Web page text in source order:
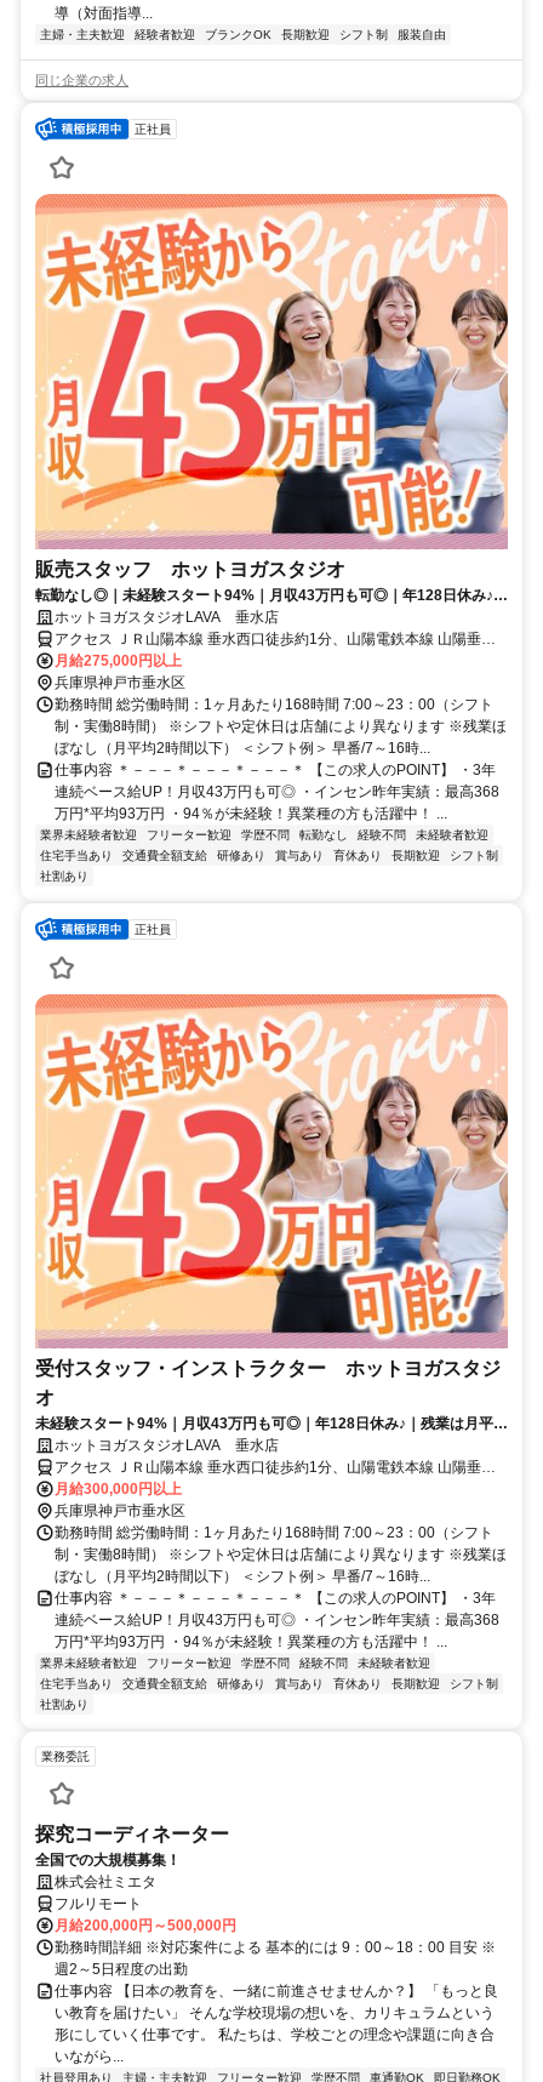
導（対面指導...
主婦・主夫歓迎 経験者歓迎 ブランクOK 長期歓迎 シフト制 服装自由
同じ企業の求人
正社員
販売スタッフ ホットヨガスタジオ
転勤なし◎｜未経験スタート94%｜月収43万円も可◎｜年128日休み♪｜
残業は月平均2時間以下
ホットヨガスタジオLAVA 垂水店
アクセス ＪＲ山陽本線 垂水西口徒歩約1分、山陽電鉄本線 山陽垂水
西側改札口徒歩約1分、山陽電鉄本線 東垂水徒歩約14分 垂水駅・山
陽垂水駅西口徒歩30分
月給275,000円以上
兵庫県神戸市垂水区
勤務時間 総労働時間：1ヶ月あたり168時間 7:00～23：00（シフト
制・実働8時間） ※シフトや定休日は店舗により異なります ※残業ほ
ぼなし（月平均2時間以下） ＜シフト例＞ 早番/7～16時...
仕事内容 ＊－－－＊－－－＊－－－＊ 【この求人のPOINT】 ・3年
連続ベース給UP！月収43万円も可◎ ・インセン昨年実績：最高368
万円*平均93万円 ・94％が未経験！異業種の方も活躍中！ ...
業界未経験者歓迎 フリーター歓迎 学歴不問 転勤なし 経験不問
未経験者歓迎
住宅手当あり
交通費全額支給 研修あり 賞与あり 育休あり 長期歓迎
シフト制
社割あり
正社員
受付スタッフ・インストラクター ホットヨガスタジ
オ
未経験スタート94%｜月収43万円も可◎｜年128日休み♪｜残業は月平均
2時間以下
ホットヨガスタジオLAVA 垂水店
アクセス ＪＲ山陽本線 垂水西口徒歩約1分、山陽電鉄本線 山陽垂水
西側改札口徒歩約1分、山陽電鉄本線 東垂水徒歩約14分 垂水駅・山
陽垂水駅西口徒歩30分
月給300,000円以上
兵庫県神戸市垂水区
勤務時間 総労働時間：1ヶ月あたり168時間 7:00～23：00（シフト
制・実働8時間） ※シフトや定休日は店舗により異なります ※残業ほ
ぼなし（月平均2時間以下） ＜シフト例＞ 早番/7～16時...
仕事内容 ＊－－－＊－－－＊－－－＊ 【この求人のPOINT】 ・3年
連続ベース給UP！月収43万円も可◎ ・インセン昨年実績：最高368
万円*平均93万円 ・94％が未経験！異業種の方も活躍中！ ...
業界未経験者歓迎 フリーター歓迎 学歴不問 経験不問
未経験者歓迎
住宅手当あり
交通費全額支給 研修あり 賞与あり 育休あり 長期歓迎
シフト制
社割あり
業務委託
探究コーディネーター
全国での大規模募集！
株式会社ミエタ
フルリモート
月給200,000円～500,000円
勤務時間詳細 ※対応案件による 基本的には 9：00～18：00 目安 ※
週2～5日程度の出勤
仕事内容 【日本の教育を、一緒に前進させませんか？】 「もっと良
い教育を届けたい」 そんな学校現場の想いを、カリキュラムという
形にしていく仕事です。 私たちは、学校ごとの理念や課題に向き合
いながら...
社員登用あり 主婦・主夫歓迎 フリーター歓迎 学歴不問 車通勤OK
即日勤務OK